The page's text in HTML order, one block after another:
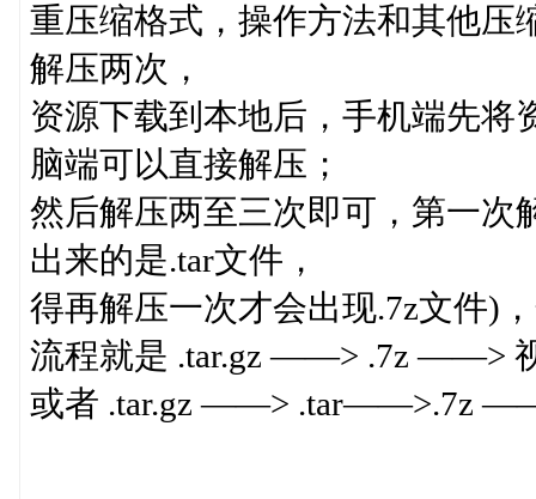
重压缩格式，操作方法和其他压
解压两次，
资源下载到本地后，手机端先将
脑端可以直接解压；
然后解压两至三次即可，第一次
出来的是.tar文件，
得再解压一次才会出现.7z文件)
流程就是 .tar.gz ——> .7z ——>
或者 .tar.gz ——> .tar——>.7z